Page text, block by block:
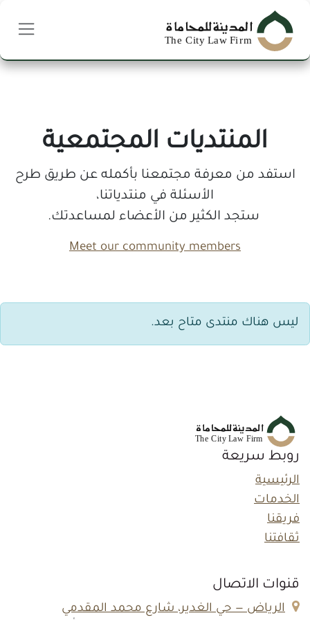
تخطي للذهاب إلى المحتوى
المنتديات المجتمعية
استفد من معرفة مجتمعنا بأكمله عن طريق طرح
الأسئلة في منتدياتنا،
ستجد الكثير من الأعضاء لمساعدتك.
Meet our community members
ليس هناك منتدى متاح بعد.
روبط سريعة
الرئيسية
الخدمات
فريقنا
ثقافتنا
قنوات الاتصال
الرياض — حي الغدير، شارع محمد المقدمي